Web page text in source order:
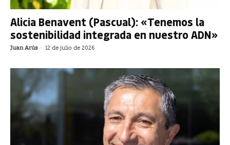
Alicia Benavent (Pascual): «Tenemos la
sostenibilidad integrada en nuestro ADN»
Juan Arús - 12 de julio de 2026